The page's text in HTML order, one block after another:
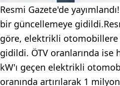
Resmi Gazete'de
bir güncellemeye
göre, elektrikli otomobillere
gidildi. ÖTV oranlarında
kW'ı geçen elektrikli
oranında artırılarak 1